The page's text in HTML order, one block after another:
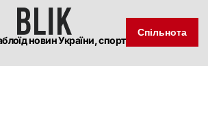
новин України, спорт
Спільнота